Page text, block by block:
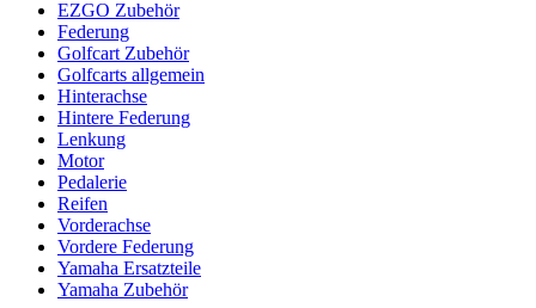
EZGO Zubehör
Federung
Golfcart Zubehör
Golfcarts allgemein
Hinterachse
Hintere Federung
Lenkung
Motor
Pedalerie
Reifen
Vorderachse
Vordere Federung
Yamaha Ersatzteile
Yamaha Zubehör